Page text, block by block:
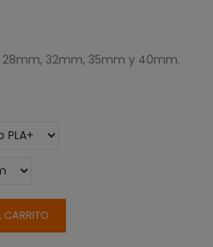
28mm, 32mm, 35mm y 40mm.
CARRITO